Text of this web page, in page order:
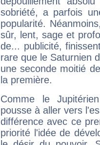
sobriété, a parfois
popularité.
sûr, lent, sage et
de... publicité,
rare que le Saturnien
une seconde moitié
la première.
Comme le
pousse à aller vers
différence avec ce
priorité l'idée de